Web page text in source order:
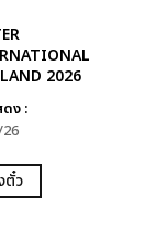
2026
ง :
ตั๋ว